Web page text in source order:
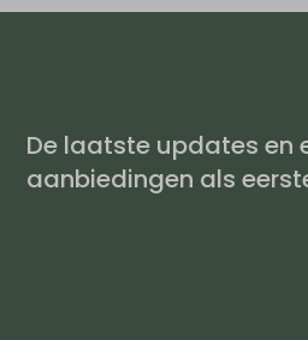
De laatste updates en
aanbiedingen als